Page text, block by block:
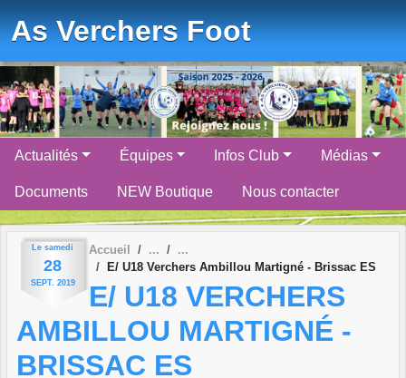
As Verchers Foot
Actualités Équipes Infos Club Médias
Documents NEW Boutique Nous contacter
Le samedi
28
SEPT. 2019
Accueil
E/ U18 Verchers Ambillou Martigné - Brissac ES
E/ U18 VERCHERS
AMBILLOU MARTIGNÉ -
BRISSAC ES